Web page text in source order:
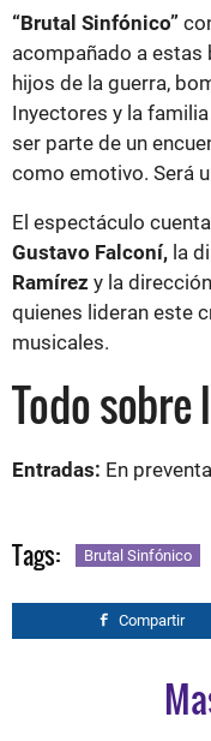
“Brutal Sinfónico”
acompañado a
hijos de la guerra,
Inyectores y la familia
ser parte de un
como emotivo. Será
El espectáculo
Gustavo Falconí, la
Ramírez y la
quienes lideran este
musicales.
Todo
Entradas: En
Tags: Brutal Sinfónico
Compartir